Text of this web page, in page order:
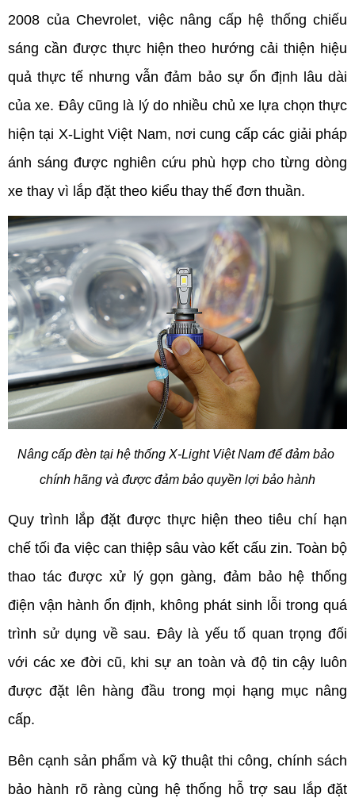
2008 của Chevrolet, việc nâng cấp hệ thống chiếu
sáng cần được thực hiện theo hướng cải thiện hiệu
quả thực tế nhưng vẫn đảm bảo sự ổn định lâu dài
của xe. Đây cũng là lý do nhiều chủ xe lựa chọn thực
hiện tại X-Light Việt Nam, nơi cung cấp các giải pháp
ánh sáng được nghiên cứu phù hợp cho từng dòng
xe thay vì lắp đặt theo kiểu thay thế đơn thuần.
Nâng cấp đèn tại hệ thống X-Light Việt Nam để đảm bảo
chính hãng và được đảm bảo quyền lợi bảo hành
Quy trình lắp đặt được thực hiện theo tiêu chí hạn
chế tối đa việc can thiệp sâu vào kết cấu zin. Toàn bộ
thao tác được xử lý gọn gàng, đảm bảo hệ thống
điện vận hành ổn định, không phát sinh lỗi trong quá
trình sử dụng về sau. Đây là yếu tố quan trọng đối
với các xe đời cũ, khi sự an toàn và độ tin cậy luôn
được đặt lên hàng đầu trong mọi hạng mục nâng
cấp.
Bên cạnh sản phẩm và kỹ thuật thi công, chính sách
bảo hành rõ ràng cùng hệ thống hỗ trợ sau lắp đặt